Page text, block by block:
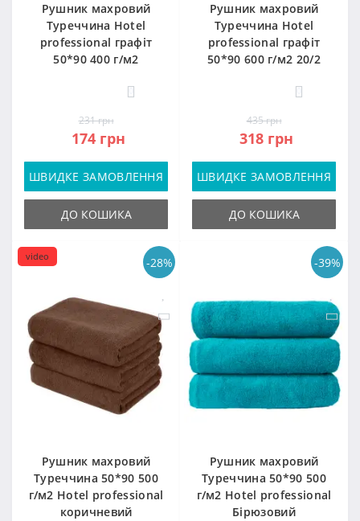
Рушник махровий
Туреччина Hotel
professional графіт
50*90 400 г/м2
0
231 грн
174 грн
ШВИДКЕ ЗАМОВЛЕННЯ
ДО КОШИКА
Рушник махровий
Туреччина Hotel
professional графіт
50*90 600 г/м2 20/2
0
435 грн
318 грн
ШВИДКЕ ЗАМОВЛЕННЯ
ДО КОШИКА
-28%
video
Рушник махровий
Туреччина 50*90 500
г/м2 Hotel professional
коричневий
-39%
Рушник махровий
Туреччина 50*90 500
г/м2 Hotel professional
Бірюзовий